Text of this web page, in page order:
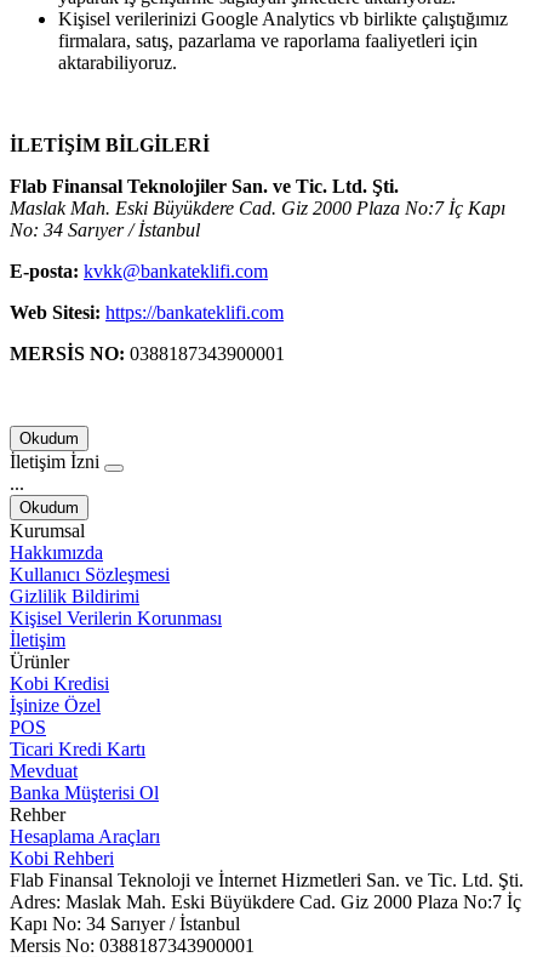
Kişisel verilerinizi Google Analytics vb birlikte çalıştığımız
firmalara, satış, pazarlama ve raporlama faaliyetleri için
aktarabiliyoruz.
İLETİŞİM BİLGİLERİ
Flab Finansal Teknolojiler San. ve Tic. Ltd. Şti.
Maslak Mah. Eski Büyükdere Cad. Giz 2000 Plaza No:7 İç Kapı
No: 34 Sarıyer / İstanbul
E-posta: kvkk@bankateklifi.com
Web Sitesi: https://bankateklifi.com
MERSİS NO: 0388187343900001
Okudum
İletişim İzni
...
Okudum
Kurumsal
Hakkımızda
Kullanıcı Sözleşmesi
Gizlilik Bildirimi
Kişisel Verilerin Korunması
İletişim
Ürünler
Kobi Kredisi
İşinize Özel
POS
Ticari Kredi Kartı
Mevduat
Banka Müşterisi Ol
Rehber
Hesaplama Araçları
Kobi Rehberi
Flab Finansal Teknoloji ve İnternet Hizmetleri San. ve Tic. Ltd. Şti.
Adres: Maslak Mah. Eski Büyükdere Cad. Giz 2000 Plaza No:7 İç
Kapı No: 34 Sarıyer / İstanbul
Mersis No: 0388187343900001